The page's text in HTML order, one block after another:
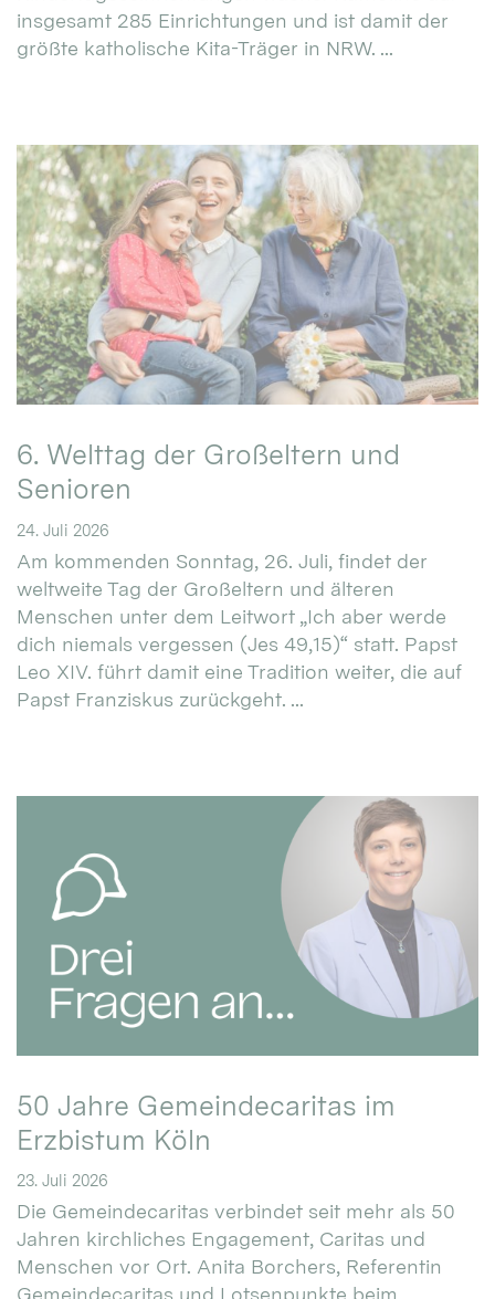
insgesamt 285 Einrichtungen und ist damit der
größte katholische Kita-Träger in NRW. ...
6. Welttag der Großeltern und
Senioren
24. Juli 2026
Am kommenden Sonntag, 26. Juli, findet der
weltweite Tag der Großeltern und älteren
Menschen unter dem Leitwort „Ich aber werde
dich niemals vergessen (Jes 49,15)“ statt. Papst
Leo XIV. führt damit eine Tradition weiter, die auf
Papst Franziskus zurückgeht. ...
50 Jahre Gemeindecaritas im
Erzbistum Köln
23. Juli 2026
Die Gemeindecaritas verbindet seit mehr als 50
Jahren kirchliches Engagement, Caritas und
Menschen vor Ort. Anita Borchers, Referentin